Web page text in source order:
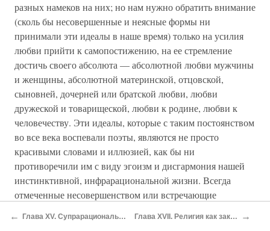
разных намеков на них; но нам нужно обратить внимание
(сколь бы несовершенные и неясные формы ни
принимали эти идеалы в наше время) только на усилия
любви прийти к самопостижению, на ее стремление
достичь своего абсолюта — абсолютной любви мужчины
и женщины, абсолютной материнской, отцовской,
сыновней, дочерней или братской любви, любви
дружеской и товарищеской, любви к родине, любви к
человечеству. Эти идеалы, которые с таким постоянством
во все века воспевали поэты, являются не просто
красивыми словами и иллюзией, как бы ни
противоречили им с виду эгоизм и дисгармония нашей
инстинктивной, инфрарациональной жизни. Всегда
отмеченные несовершенством или встречающие
остаются божественными возможностями и могут стать
← Глава XV. Супрарациональное благо Глава XVII. Религия как закон жизни →